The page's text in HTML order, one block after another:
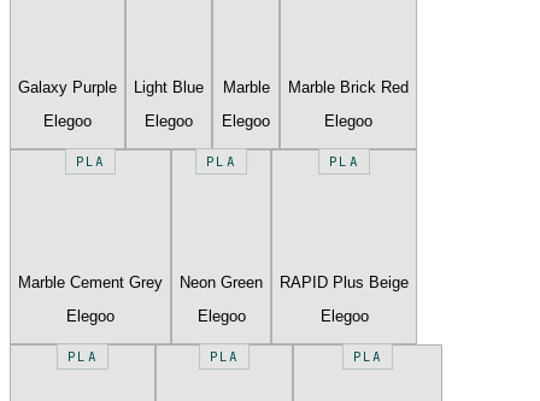
Galaxy Purple
Elegoo
Light Blue
Elegoo
Marble
Elegoo
Marble Brick Red
Elegoo
PLA
Marble Cement Grey
Elegoo
PLA
Neon Green
Elegoo
PLA
RAPID Plus Beige
Elegoo
PLA PLA PLA